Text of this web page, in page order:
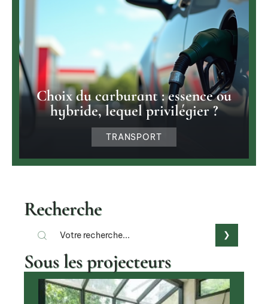
Choix du carburant : essence ou
hybride, lequel privilégier ?
TRANSPORT
Recherche
Sous les projecteurs